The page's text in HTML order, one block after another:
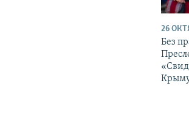
26
Без